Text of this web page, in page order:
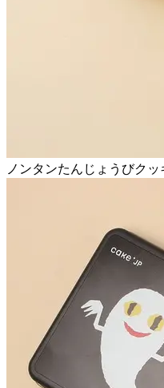
ノンタンたんじょうびク